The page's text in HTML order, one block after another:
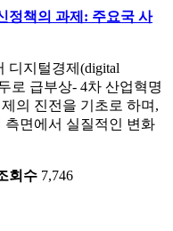
정책의 과제: 주요국 사
디지털경제(digital
로 급부상- 4차 산업혁명
의 진전을 기초로 하며,
측면에서 실질적인 변화
회수 7,746